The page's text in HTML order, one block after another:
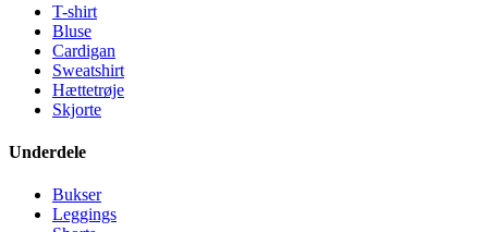
T-shirt
Bluse
Cardigan
Sweatshirt
Hættetrøje
Skjorte
Underdele
Bukser
Leggings